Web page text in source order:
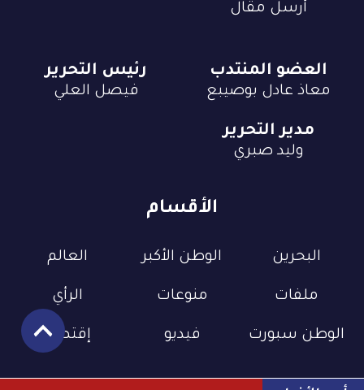
أرسل مقال
الأقسام
البحرين الوطن الأكبر العالم
ملفات منوعات الرأي
الوطن سبورت فيديو إقتصاد
العضو المنتدب
معاذ عادل بوصيبع
رئيس التحرير
فيصل العلي
مدير التحرير
وليد صبري